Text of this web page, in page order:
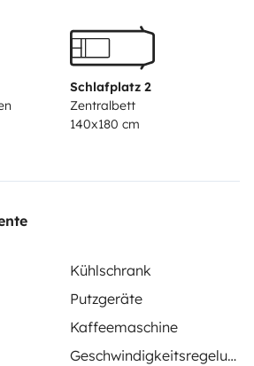
Schlafplatz 2
Zentralbett
140x180 cm
Kühlschrank
Putzgeräte
Kaffeemaschine
Geschwindigkeitsregelung